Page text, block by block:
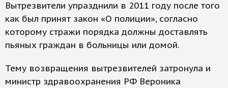
Вытрезвители упразднили в 2011 году после того
как был принят закон «О полиции», согласно
которому стражи порядка должны доставлять
пьяных граждан в больницы или домой.
Тему возвращения вытрезвителей затронула и
министр здравоохранения РФ Вероника